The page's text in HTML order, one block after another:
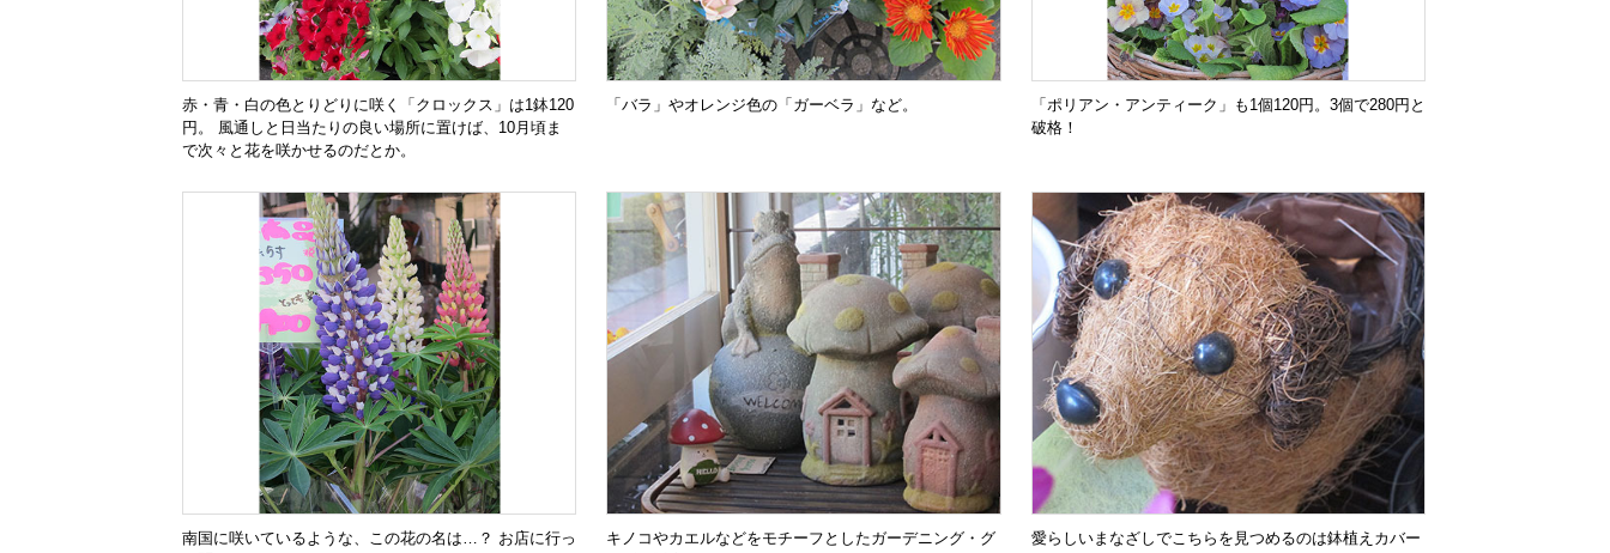
赤・青・白の色とりどりに咲く「クロックス」は1鉢120
円。 風通しと日当たりの良い場所に置けば、10月頃ま
で次々と花を咲かせるのだとか。
「バラ」やオレンジ色の「ガーベラ」など。
「ポリアン・アンティーク」も1個120円。3個で280円と
破格！
南国に咲いているような、この花の名は…？ お店に行っ
キノコやカエルなどをモチーフとしたガーデニング・グ
愛らしいまなざしでこちらを見つめるのは鉢植えカバー